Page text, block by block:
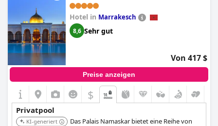
Hotel in Marrakesch
8,6 Sehr gut
Von 417 $
Preise anzeigen
$
Privatpool
KI-generiert
Das Palais Namaskar bietet eine Reihe von